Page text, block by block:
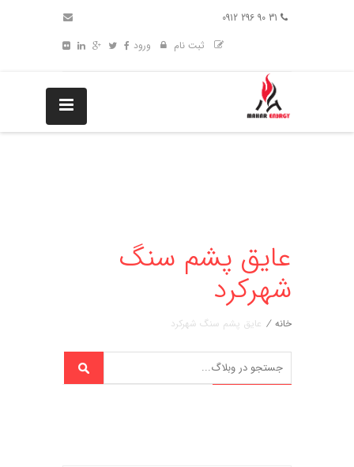
ثبت نام
ورود
عایق پشم سنگ
شهرکرد
خانه / عایق پشم سنگ شهرکرد